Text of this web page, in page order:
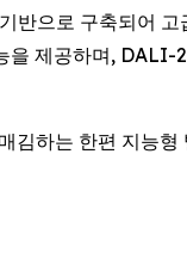
으로 구축되어
제공하며,
하는 한편 지능